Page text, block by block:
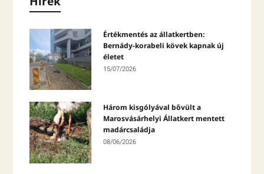
Értékmentés az állatkertben:
Bernády-korabeli kövek kapnak új
életet
15/07/2026
Három kisgólyával bővült a
Marosvásárhelyi Állatkert mentett
madárcsaládja
08/06/2026